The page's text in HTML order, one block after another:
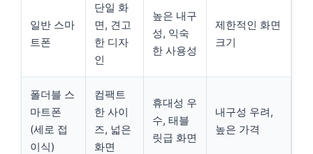
일반 스마
트폰
단일 화
면, 견고
한 디자
인
높은 내구
성, 익숙
한 사용성
제한적인 화면
크기
폴더블 스
마트폰
(세로 접
이식)
컴팩트
한 사이
즈, 넓은
화면
휴대성 우
수, 태블
릿급 화면
내구성 우려,
높은 가격